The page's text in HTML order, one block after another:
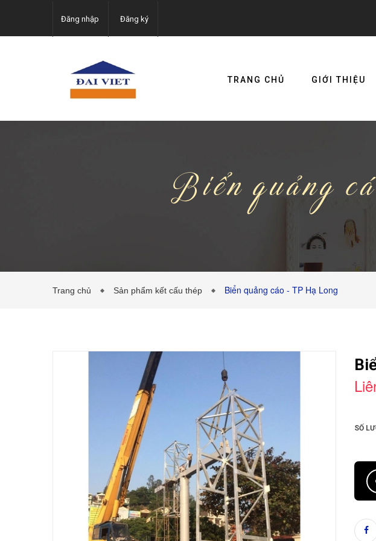
Đăng nhập Đăng ký
TRANG CHỦ GIỚI THIỆU
Biển quảng
Trang chủ Sản phẩm kết cấu thép Biển quảng cáo - TP Hạ Long
SỐ